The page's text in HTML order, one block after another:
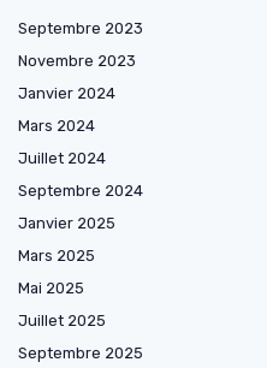
Septembre 2023
Novembre 2023
Janvier 2024
Mars 2024
Juillet 2024
Septembre 2024
Janvier 2025
Mars 2025
Mai 2025
Juillet 2025
Septembre 2025